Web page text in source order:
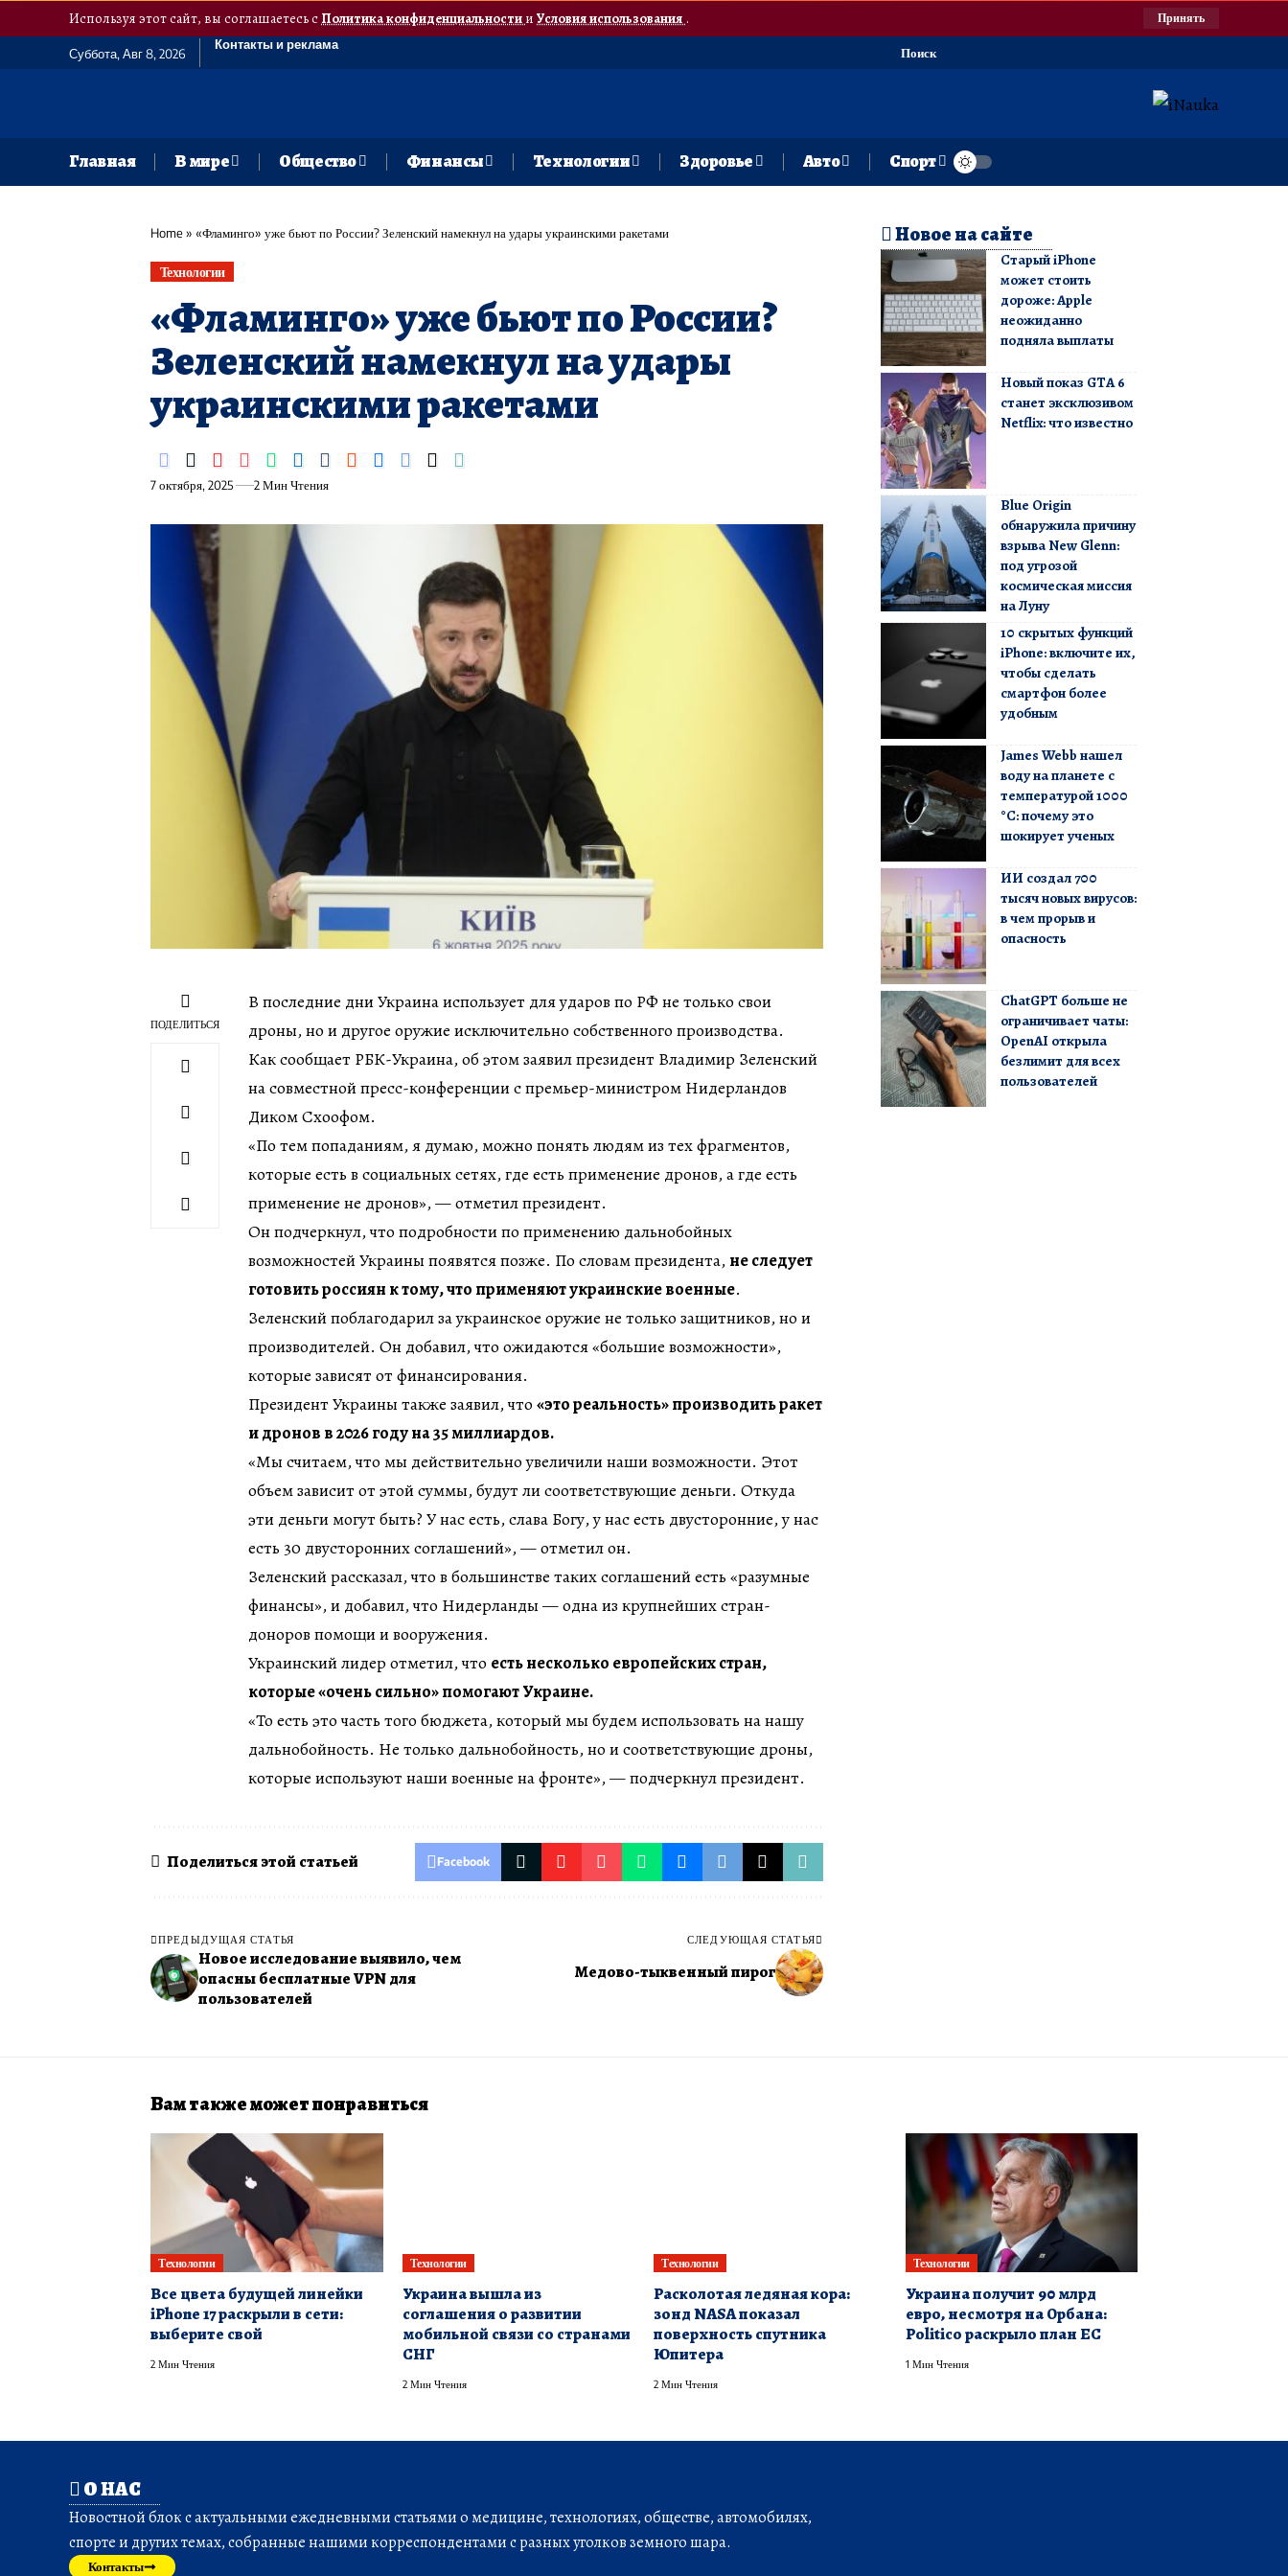
Используя этот сайт, вы соглашаетесь сПолитика конфиденциальностии Условия использования. Принять
Суббота, Авг 8, 2026
Контакты и реклама
Поиск
Главная В мире Общество Финансы Технологии Здоровье Авто Спорт
Home» «Фламинго» уже бьют по России? Зеленский намекнул на удары украинскими ракетами
Технологии
«Фламинго» уже бьют по России?
Зеленский намекнул на удары
украинскими ракетами
7 октября, 2025 2 Мин Чтения
ПОДЕЛИТЬСЯ
В последние дни Украина использует для ударов по РФ не только свои
дроны, но и другое оружие исключительно собственного производства.
Как сообщает РБК-Украина, об этом заявил президент Владимир Зеленский
на совместной пресс-конференции с премьер-министром Нидерландов
Диком Схоофом.
«По тем попаданиям, я думаю, можно понять людям из тех фрагментов,
которые есть в социальных сетях, где есть применение дронов, а где есть
применение не дронов», — отметил президент.
Он подчеркнул, что подробности по применению дальнобойных
возможностей Украины появятся позже. По словам президента, не следует
готовить россиян к тому, что применяют украинские военные.
Зеленский поблагодарил за украинское оружие не только защитников, но и
производителей. Он добавил, что ожидаются «большие возможности»,
которые зависят от финансирования.
Президент Украины также заявил, что «это реальность» производить ракет
и дронов в 2026 году на 35 миллиардов.
«Мы считаем, что мы действительно увеличили наши возможности. Этот
объем зависит от этой суммы, будут ли соответствующие деньги. Откуда
эти деньги могут быть? У нас есть, слава Богу, у нас есть двусторонние, у нас
есть 30 двусторонних соглашений», — отметил он.
Зеленский рассказал, что в большинстве таких соглашений есть «разумные
финансы», и добавил, что Нидерланды — одна из крупнейших стран-
доноров помощи и вооружения.
Украинский лидер отметил, что есть несколько европейских стран,
которые «очень сильно» помогают Украине.
«То есть это часть того бюджета, который мы будем использовать на нашу
дальнобойность. Не только дальнобойность, но и соответствующие дроны,
которые используют наши военные на фронте», — подчеркнул президент.
Поделиться этой статьей Facebook
ПРЕДЫДУЩАЯ СТАТЬЯ
Новое исследование выявило, чем
опасны бесплатные VPN для
пользователей
СЛЕДУЮЩАЯ СТАТЬЯ
Медово-тыквенный пирог
Новое на сайте
Старый iPhone
может стоить
дороже: Apple
неожиданно
подняла выплаты
Новый показ GTA 6
станет эксклюзивом
Netflix: что известно
Blue Origin
обнаружила причину
взрыва New Glenn:
под угрозой
космическая миссия
на Луну
10 скрытых функций
iPhone: включите их,
чтобы сделать
смартфон более
удобным
James Webb нашел
воду на планете с
температурой 1000
°C: почему это
шокирует ученых
ИИ создал 700
тысяч новых вирусов:
в чем прорыв и
опасность
ChatGPT больше не
ограничивает чаты:
OpenAI открыла
безлимит для всех
пользователей
Вам также может понравиться
Технологии
Все цвета будущей линейки
iPhone 17 раскрыли в сети:
выберите свой
2 Мин Чтения
Технологии
Украина вышла из
соглашения о развитии
мобильной связи со странами
СНГ
2 Мин Чтения
Технологии
Расколотая ледяная кора:
зонд NASA показал
поверхность спутника
Юпитера
2 Мин Чтения
Технологии
Украина получит 90 млрд
евро, несмотря на Орбана:
Politico раскрыло план ЕС
1 Мин Чтения
О НАС
Новостной блок с актуальными ежедневными статьями о медицине, технологиях, обществе, автомобилях,
спорте и других темах, собранные нашими корреспондентами с разных уголков земного шара.
Контакты